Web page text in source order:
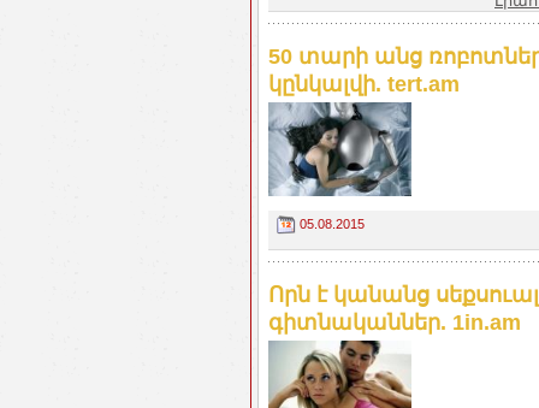
50 տարի անց
կընկալվի. tert.am
05.08.2015
Որն է կանանց
գիտնականներ. 1in.am